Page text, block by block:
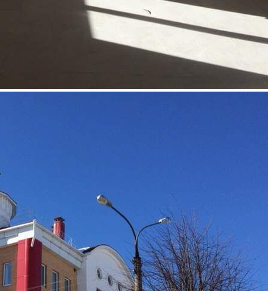
Получить контакты
Посмотреть на карте
Вблизи от спортивных, медицинских и административных
учреждений республиканского уровня! В шаговой
доступности — офисы банков, крупные офисные и торговые
центры, школа и детская городская больница! Прекрасная
пешеходная и транспортная инфраструктура! Круглосуточная
охрана! Парковка для сотр...
816 (+2)
Навигация